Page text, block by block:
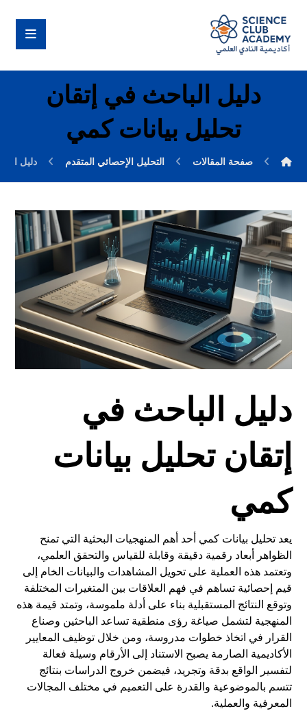
دليل الباحث في إتقان
تحليل بيانات كمي
صفحة المقالات التحليل الإحصائي المتقدم دليل
دليل الباحث في
إتقان تحليل بيانات
كمي
يعد تحليل بيانات كمي أحد أهم المنهجيات البحثية التي تمنح
الظواهر أبعاد رقمية دقيقة وقابلة للقياس والتحقق العلمي،
وتعتمد هذه العملية على تحويل المشاهدات والبيانات الخام إلى
قيم إحصائية تساهم في فهم العلاقات بين المتغيرات المختلفة
وتوقع النتائج المستقبلية بناء على أدلة ملموسة، وتمتد قيمة هذه
المنهجية لتشمل صياغة رؤى منطقية تساعد الباحثين وصناع
القرار في اتخاذ خطوات مدروسة، ومن خلال توظيف المعايير
الأكاديمية الصارمة يصبح الاستناد إلى الأرقام وسيلة فعالة
لتفسير الواقع بدقة وتجريد، فيضمن خروج الدراسات بنتائج
تتسم بالموضوعية والقدرة على التعميم في مختلف المجالات
المعرفية والعملية.